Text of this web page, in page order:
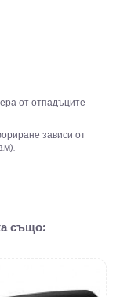
от отпадъците-
зависи от
също: